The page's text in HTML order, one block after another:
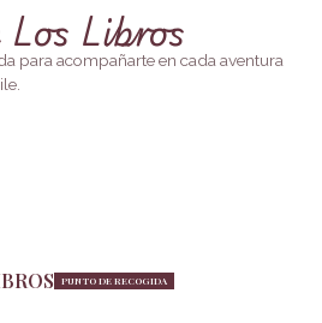
Los Libros
para acompañarte en cada aventura
PUNTO DE RECOGIDA